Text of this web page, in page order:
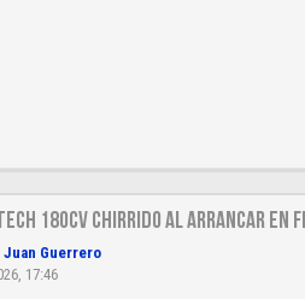
180cv chirrido al arrancar en
Juan Guerrero
17:46